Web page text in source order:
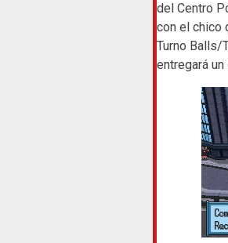
del Centro
con el chico
Turno Balls/
entregará